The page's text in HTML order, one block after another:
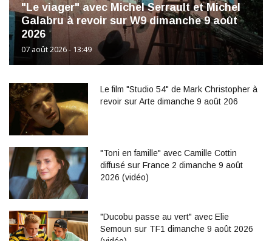
"Le viager" avec Michel Serrault et Michel
Galabru à revoir sur W9 dimanche 9 août
2026
07 août 2026 - 13:49
Le film "Studio 54" de Mark Christopher à
revoir sur Arte dimanche 9 août 206
"Toni en famille" avec Camille Cottin
diffusé sur France 2 dimanche 9 août
2026 (vidéo)
"Ducobu passe au vert" avec Elie
Semoun sur TF1 dimanche 9 août 2026